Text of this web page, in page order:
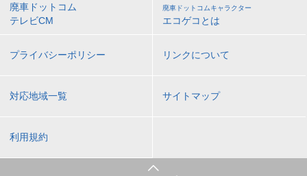
廃車ドットコム
テレビCM
廃車ドットコムキャラクター
エコゲコとは
プライバシーポリシー リンクについて
対応地域一覧 サイトマップ
利用規約